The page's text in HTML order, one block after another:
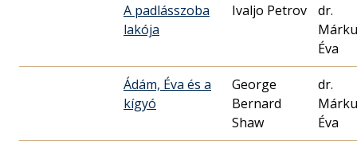
A padlásszoba
lakója
Ivaljo Petrov
dr.
Éva
Ádám, Éva és a
kígyó
George
Bernard
Shaw
dr.
Éva